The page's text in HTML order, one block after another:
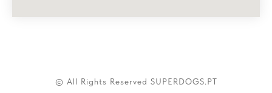
© All Rights Reserved SUPERDOGS.PT